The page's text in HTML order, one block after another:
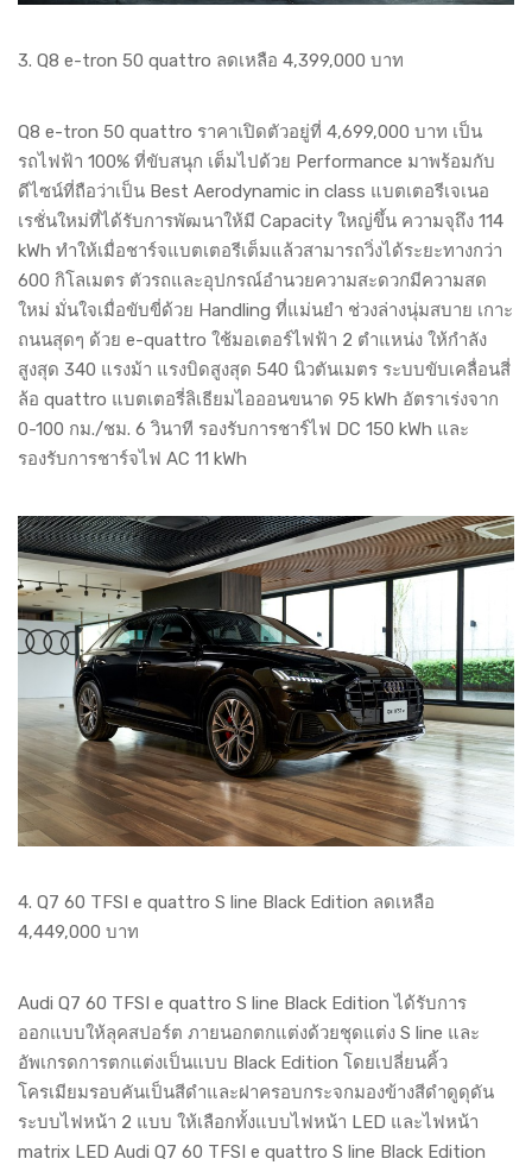
3. Q8 e-tron 50 quattro ลดเหลือ 4,399,000 บาท
Q8 e-tron 50 quattro ราคาเปิดตัวอยู่ที่ 4,699,000 บาท เป็น
รถไฟฟ้า 100% ที่ขับสนุก เต็มไปด้วย Performance มาพร้อมกับ
ดีไซน์ที่ถือว่าเป็น Best Aerodynamic in class แบตเตอรีเจเนอ
เรชั่นใหม่ที่ได้รับการพัฒนาให้มี Capacity ใหญ่ขึ้น ความจุถึง 114
kWh ทำให้เมื่อชาร์จแบตเตอรีเต็มแล้วสามารถวิ่งได้ระยะทางกว่า
600 กิโลเมตร ตัวรถและอุปกรณ์อำนวยความสะดวกมีความสด
ใหม่ มั่นใจเมื่อขับขี่ด้วย Handling ที่แม่นยำ ช่วงล่างนุ่มสบาย เกาะ
ถนนสุดๆ ด้วย e-quattro ใช้มอเตอร์ไฟฟ้า 2 ตำแหน่ง ให้กำลัง
สูงสุด 340 แรงม้า แรงบิดสูงสุด 540 นิวตันเมตร ระบบขับเคลื่อนสี่
ล้อ quattro แบตเตอรี่ลิเธียมไอออนขนาด 95 kWh อัตราเร่งจาก
0-100 กม./ชม. 6 วินาที รองรับการชาร์ไฟ DC 150 kWh และ
รองรับการชาร์จไฟ AC 11 kWh
4. Q7 60 TFSI e quattro S line Black Edition ลดเหลือ
4,449,000 บาท
Audi Q7 60 TFSI e quattro S line Black Edition ได้รับการ
ออกแบบให้ลุคสปอร์ต ภายนอกตกแต่งด้วยชุดแต่ง S line และ
อัพเกรดการตกแต่งเป็นแบบ Black Edition โดยเปลี่ยนคิ้ว
โครเมียมรอบคันเป็นสีดำและฝาครอบกระจกมองข้างสีดำดูดุดัน
ระบบไฟหน้า 2 แบบ ให้เลือกทั้งแบบไฟหน้า LED และไฟหน้า
matrix LED Audi Q7 60 TFSI e quattro S line Black Edition